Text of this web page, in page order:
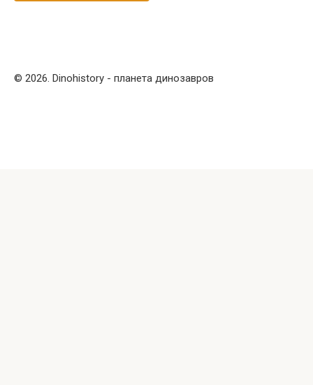
© 2026. Dinohistory - планета динозавров